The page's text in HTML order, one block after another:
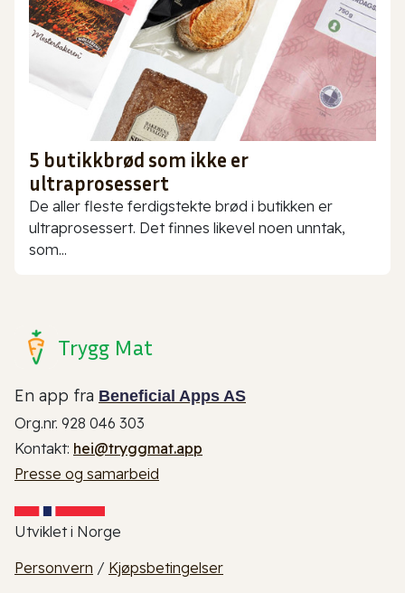
5 butikkbrød som ikke er
ultraprosessert
De aller fleste ferdigstekte brød i butikken er
ultraprosessert. Det finnes likevel noen unntak,
som...
Trygg Mat
En app fra Beneficial Apps AS
Org.nr. 928 046 303
Kontakt: hei@tryggmat.app
Presse og samarbeid
Utviklet i Norge
Personvern / Kjøpsbetingelser